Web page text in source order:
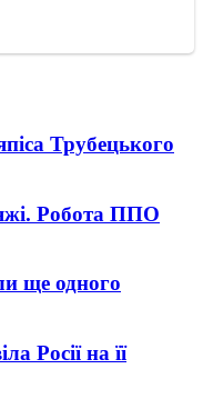
Трубецького
Робота ППО
ще одного
Росії на її